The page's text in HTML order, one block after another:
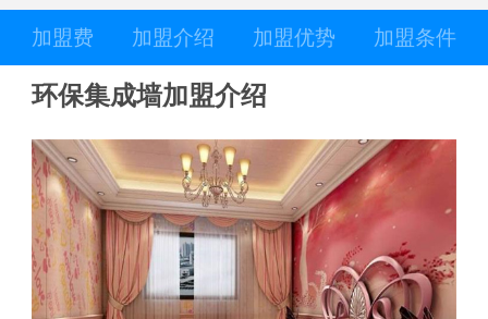
加盟费 加盟介绍 加盟优势 加盟条件
环保集成墙加盟介绍